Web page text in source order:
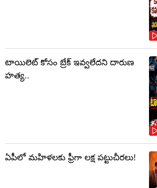
టాయిలెట్‌ కోసం బ్రేక్‌ ఇవ్వలేదని దారుణ
హత్య..
ఏపీలో మహిళలకు ఫ్రీగా లక్ష పట్టుచీరలు!